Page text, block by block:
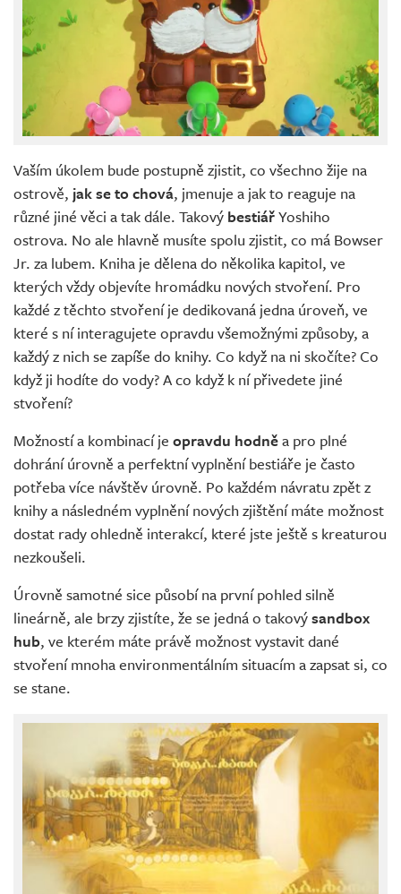
Vaším úkolem bude postupně zjistit, co všechno žije na
ostrově, jak se to chová, jmenuje a jak to reaguje na
různé jiné věci a tak dále. Takový bestiářYoshiho
ostrova. No ale hlavně musíte spolu zjistit, co má Bowser
Jr. za lubem. Kniha je dělena do několika kapitol, ve
kterých vždy objevíte hromádku nových stvoření. Pro
každé z těchto stvoření je dedikovaná jedna úroveň, ve
které s ní interagujete opravdu všemožnými způsoby, a
každý z nich se zapíše do knihy. Co když na ni skočíte? Co
když ji hodíte do vody? A co když k ní přivedete jiné
stvoření?
Možností a kombinací je opravdu hodněa pro plné
dohrání úrovně a perfektní vyplnění bestiáře je často
potřeba více návštěv úrovně. Po každém návratu zpět z
knihy a následném vyplnění nových zjištění máte možnost
dostat rady ohledně interakcí, které jste ještě s kreaturou
nezkoušeli.
Úrovně samotné sice působí na první pohled silně
lineárně, ale brzy zjistíte, že se jedná o takovýsandbox
hub, ve kterém máte právě možnost vystavit dané
stvoření mnoha environmentálním situacím a zapsat si, co
se stane.